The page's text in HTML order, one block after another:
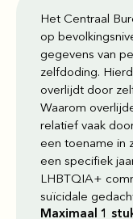
Het Centraal
op
gegevens van
zelfdoding.
overlijdt door
Waarom
relatief vaak
een toename in
een specifiek
LHBTQIA+
suïcidale
Maximaal 1